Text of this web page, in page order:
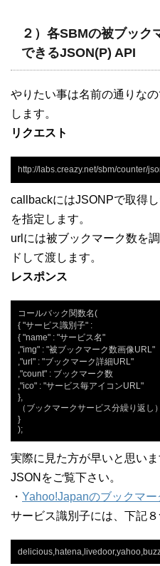
２）各SBMの被ブック
できるJSON(P) API
やりたい事は名前の通りな
します。
リクエスト
http://labs.creazy.net/sbm/counter/
callbackにはJSONPで取得
を指定します。
urlには被ブックマーク数を
ドして渡します。
レスポンス
コールバック関数名(
{ "サービス識別子" :
{ "name" : "サービス名"
,"img" : "被ブックマーク数画像URL"
,"url" : "ブックマーク詳細URL"
,"count" : ブックマーク数
,"ico" : "サービス毎アイコンURL"
},
（ブックマークサービス分繰り返し）
}
);
実際に見た方が早いと思い
JSONをご覧下さい。
・ Yahoo!Japanのブックマ
サービス識別子には、下記８